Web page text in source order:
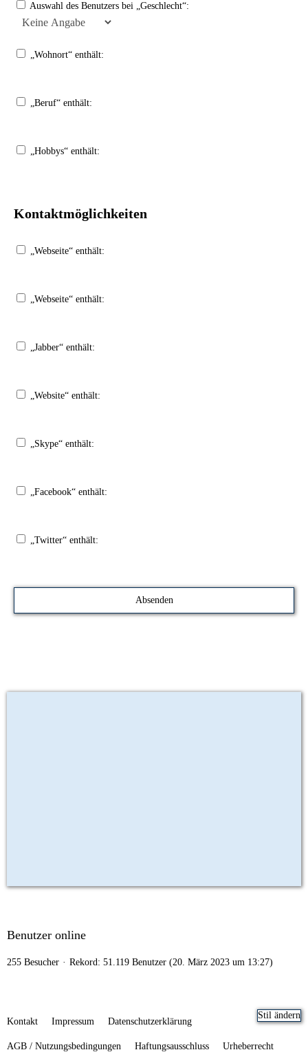
Auswahl des Benutzers bei „Geschlecht“:
„Wohnort“ enthält:
„Beruf“ enthält:
„Hobbys“ enthält:
Kontaktmöglichkeiten
„Webseite“ enthält:
„Webseite“ enthält:
„Jabber“ enthält:
„Website“ enthält:
„Skype“ enthält:
„Facebook“ enthält:
„Twitter“ enthält:
Benutzer online
255 Besucher Rekord: 51.119 Benutzer (20. März 2023 um 13:27)
Stil ändern
Kontakt Impressum Datenschutzerklärung
AGB / Nutzungsbedingungen Haftungsausschluss Urheberrecht